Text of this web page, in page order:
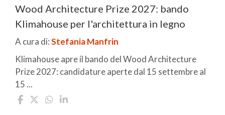
Wood Architecture Prize 2027: bando
Klimahouse per l'architettura in legno
A cura di:Stefania Manfrin
Klimahouse apre il bando del Wood Architecture
Prize 2027: candidature aperte dal 15 settembre al
15 ...